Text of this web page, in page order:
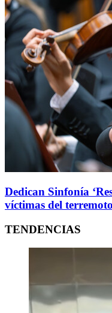
Dedican Sinfonía
víctimas del
TENDENCIAS